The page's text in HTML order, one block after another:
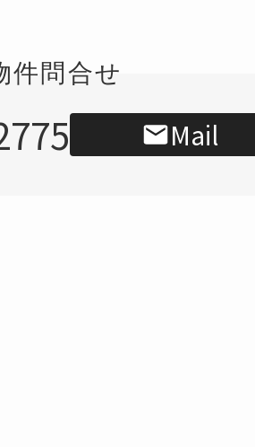
件問合せ
Mail